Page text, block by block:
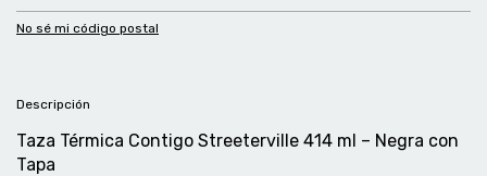
No sé mi código postal
Descripción
Taza Térmica Contigo Streeterville 414 ml – Negra con
Tapa